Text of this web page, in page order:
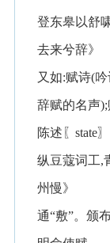
登东皋以舒
去来兮辞》
又如:赋诗(
辞赋的名声
陈述〖state〗
纵豆蔻词工,
州慢》
通“敷”。颁